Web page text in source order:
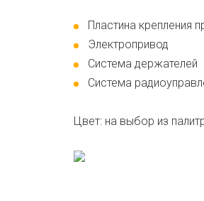
Пластина крепления
Электропривод
Система держателей
Система
Цвет: на выбор из